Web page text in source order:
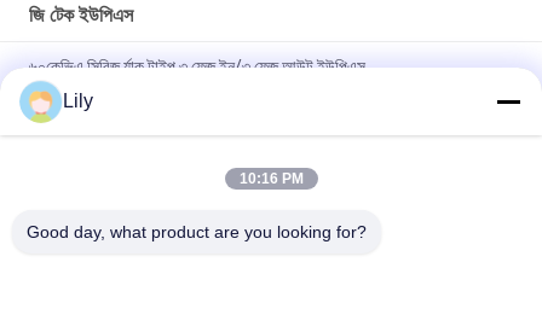
জি টেক ইউপিএস
৬০কেভিএ সিরিজ র্যাক টাইপ ৩ ফেজ ইন/৩ ফেজ আউট ইউপিএস
কম্প্যাক্ট ইন্ডাস্ট্রিয়াল ইউপিএস পাওয়ার সাপ্লাই মডুলার ডিজাইন এবং স্কেলযোগ্য ক্ষমতা
সহ কঠোর শিল্প পরিবেশের জন্য উপযুক্ত
নমনীয় জি টেক ইউপিএস মাল্টি ভোল্টেজ ইনপুট পাওয়ার সাপ্লাই বিভিন্ন শিল্প মান এবং
Lily
10:16 PM
Good day, what product are you looking for?